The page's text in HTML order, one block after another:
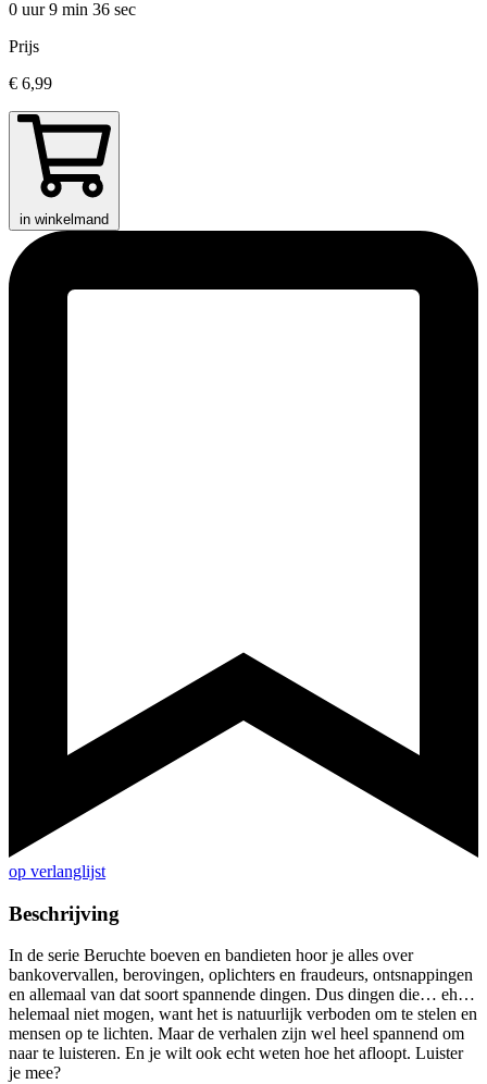
0 uur 9 min 36 sec
Prijs
€ 6,99
in winkelmand
op verlanglijst
Beschrijving
In de serie Beruchte boeven en bandieten hoor je alles over
bankovervallen, berovingen, oplichters en fraudeurs, ontsnappingen
en allemaal van dat soort spannende dingen. Dus dingen die… eh…
helemaal niet mogen, want het is natuurlijk verboden om te stelen en
mensen op te lichten. Maar de verhalen zijn wel heel spannend om
naar te luisteren. En je wilt ook echt weten hoe het afloopt. Luister
je mee?